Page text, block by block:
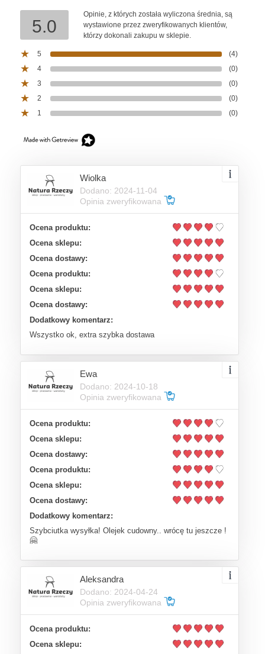
5.0
Opinie, z których została wyliczona średnia, są
wystawione przez zweryfikowanych klientów,
którzy dokonali zakupu w sklepie.
5
(4)
4
(0)
3
(0)
2
(0)
1
(0)
Wiolka
Dodano: 2024-11-04
Opinia zweryfikowana
Ocena produktu:
Ocena sklepu:
Ocena dostawy:
Ocena produktu:
Ocena sklepu:
Ocena dostawy:
Dodatkowy komentarz:
Wszystko ok, extra szybka dostawa
Ewa
Dodano: 2024-10-18
Opinia zweryfikowana
Ocena produktu:
Ocena sklepu:
Ocena dostawy:
Ocena produktu:
Ocena sklepu:
Ocena dostawy:
Dodatkowy komentarz:
Szybciutka wysyłka! Olejek cudowny.. wrócę tu jeszcze !
🤗
Aleksandra
Dodano: 2024-04-24
Opinia zweryfikowana
Ocena produktu:
Ocena sklepu: